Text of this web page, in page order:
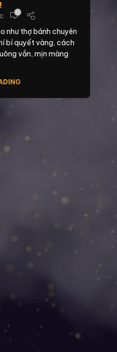
0
như thợ bánh chuyên
bí quyết vàng, cách
vắn, mịn màng